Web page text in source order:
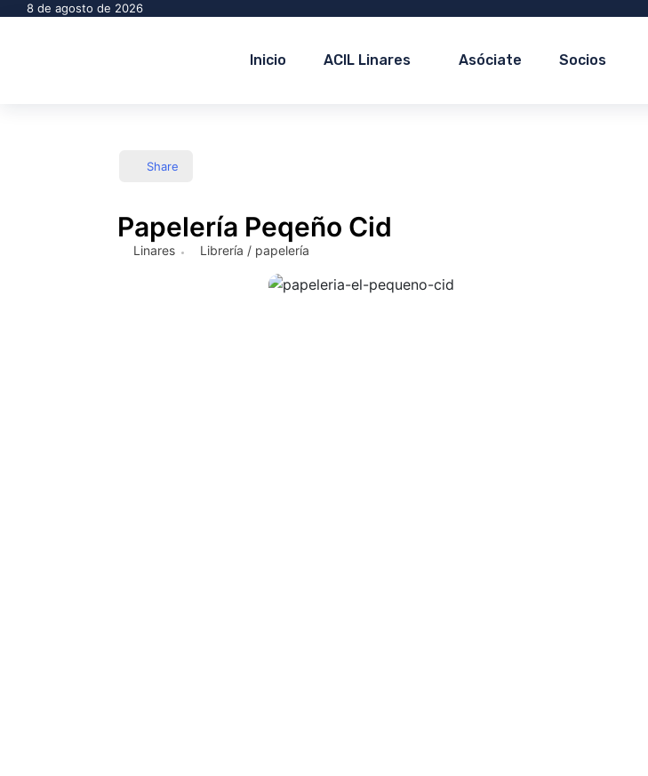
8 de agosto de 2026
Inicio ACIL Linares Asóciate Socios
Share
Papelería Peqeño Cid
Linares Librería / papelería